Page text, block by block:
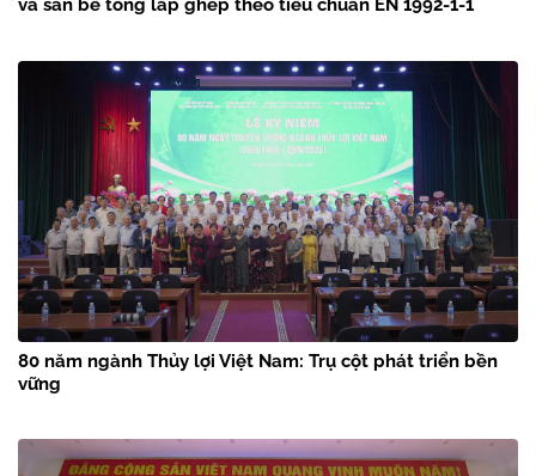
và sàn bê tông lắp ghép theo tiêu chuẩn EN 1992-1-1
80 năm ngành Thủy lợi Việt Nam: Trụ cột phát triển bền
vững